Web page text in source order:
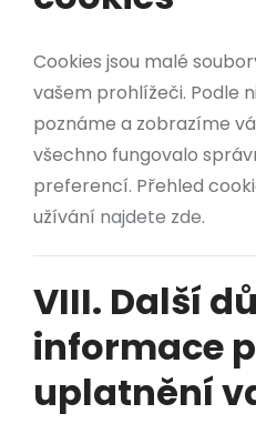
Cookies jsou malé
vašem prohlížeči. Podle
poznáme a zobrazíme
všechno fungovalo
preferencí. Přehled
užívání najdete zde.
VIII. Další
informace
uplatnění